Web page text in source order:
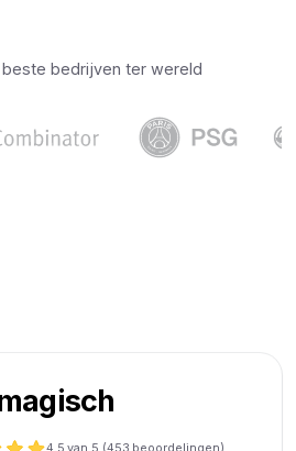
bedrijven ter wereld
4.5 van 5 (453 beoordelingen)